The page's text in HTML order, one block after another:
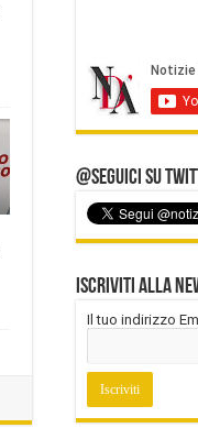
@Seguici su
Iscriviti alla
Il tuo indirizzo